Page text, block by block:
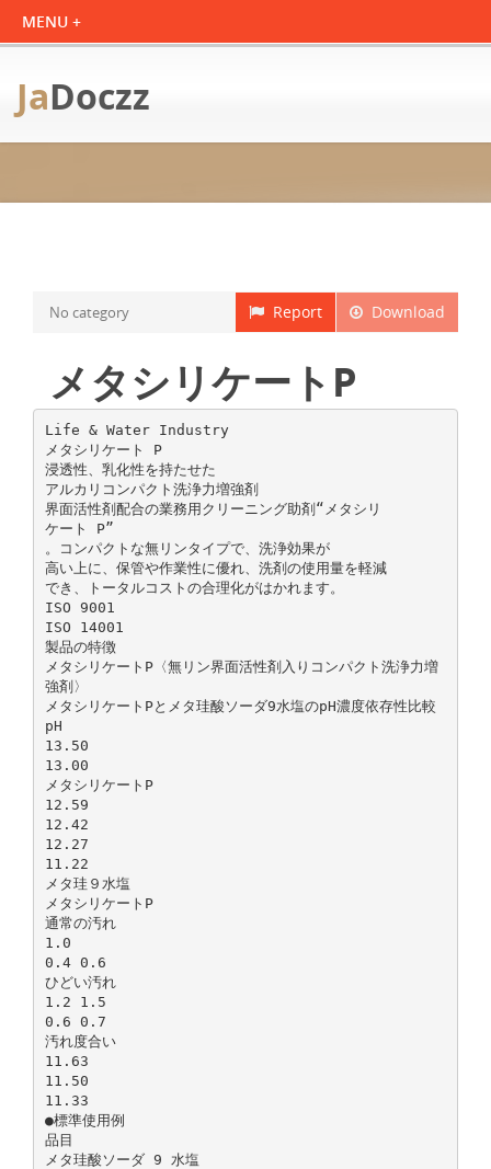
JaDoczz
Download
Report
No category
メタシリケートP
Life & Water Industry
メタシリケート P
浸透性、乳化性を持たせた
アルカリコンパクト洗浄力増強剤
界面活性剤配合の業務用クリーニング助剤“メタシリ
ケート P”
。コンパクトな無リンタイプで、洗浄効果が
高い上に、保管や作業性に優れ、洗剤の使用量を軽減
でき、トータルコストの合理化がはかれます。
ISO 9001
ISO 14001
製品の特徴
メタシリケートP〈無リン界面活性剤入りコンパクト洗浄力増
強剤〉
メタシリケートPとメタ珪酸ソーダ9水塩のpH濃度依存性比較
pH
13.50
13.00
メタシリケートP
12.59
12.42
12.27
11.22
メタ珪９水塩
メタシリケートP
通常の汚れ
1.0
0.4 0.6
ひどい汚れ
1.2 1.5
0.6 0.7
汚れ度合い
11.63
11.50
11.33
●標準使用例
品目
メタ珪酸ソーダ 9 水塩